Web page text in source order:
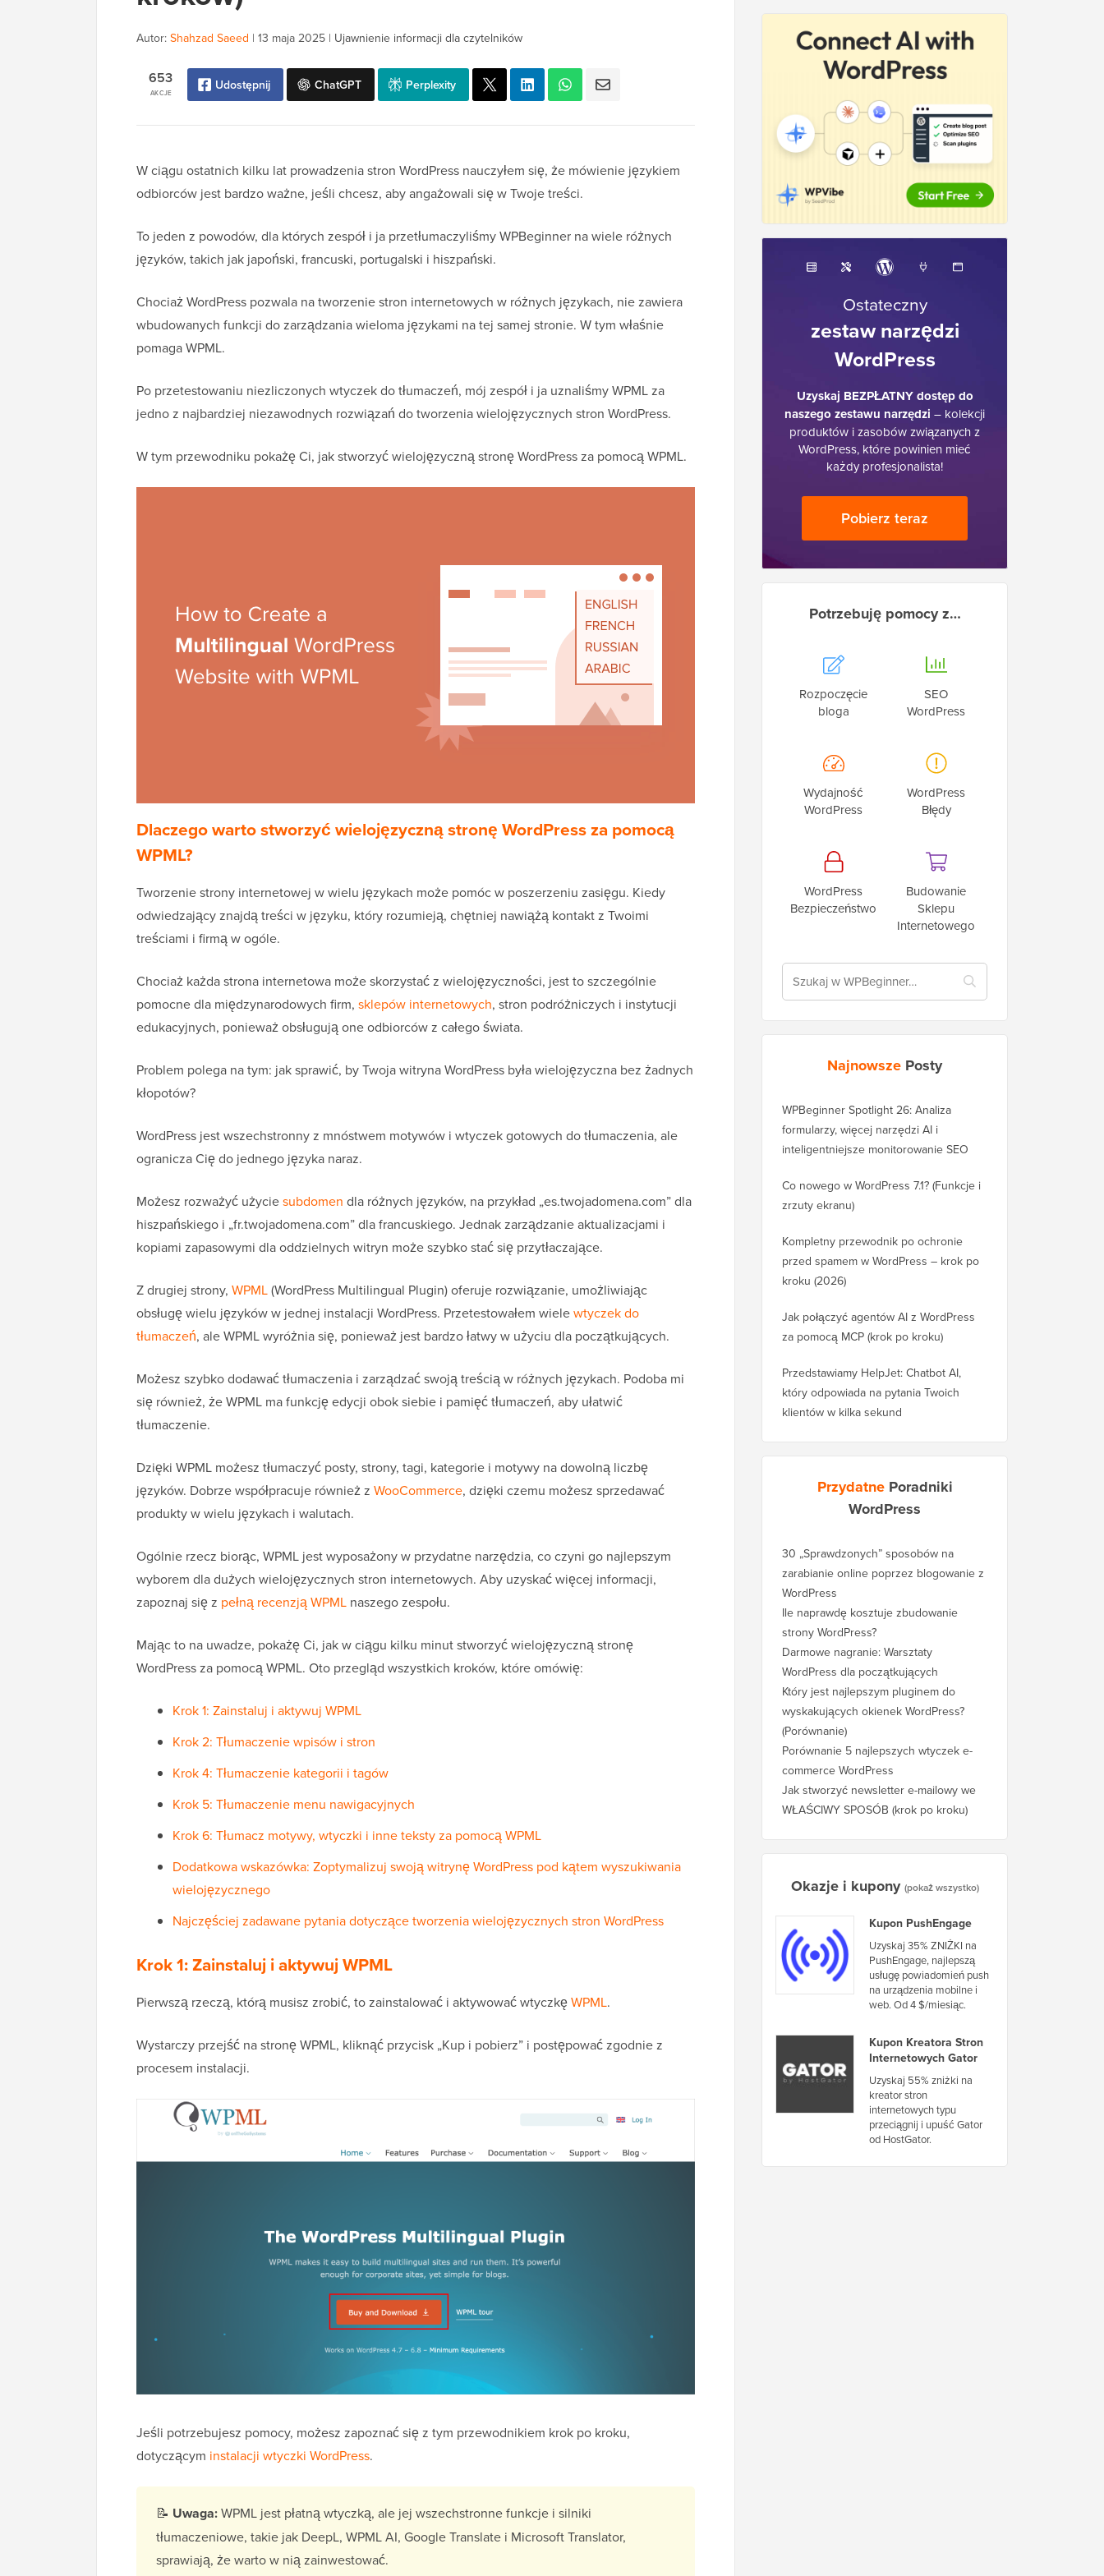
Autor: Shahzad Saeed | 13 maja 2025 | Ujawnienie informacji dla czytelników
AKCJE
653 Udostępnij ChatGPT Perplexity
W ciągu ostatnich kilku lat prowadzenia stron WordPress nauczyłem się, że mówienie językiem
odbiorców jest bardzo ważne, jeśli chcesz, aby angażowali się w Twoje treści.
To jeden z powodów, dla których zespół i ja przetłumaczyliśmy WPBeginner na wiele różnych
języków, takich jak japoński, francuski, portugalski i hiszpański.
Chociaż WordPress pozwala na tworzenie stron internetowych w różnych językach, nie zawiera
wbudowanych funkcji do zarządzania wieloma językami na tej samej stronie. W tym właśnie
pomaga WPML.
Po przetestowaniu niezliczonych wtyczek do tłumaczeń, mój zespół i ja uznaliśmy WPML za
jedno z najbardziej niezawodnych rozwiązań do tworzenia wielojęzycznych stron WordPress.
W tym przewodniku pokażę Ci, jak stworzyć wielojęzyczną stronę WordPress za pomocą WPML.
Dlaczego warto stworzyć wielojęzyczną stronę WordPress za pomocą
WPML?
Tworzenie strony internetowej w wielu językach może pomóc w poszerzeniu zasięgu. Kiedy
odwiedzający znajdą treści w języku, który rozumieją, chętniej nawiążą kontakt z Twoimi
treściami i firmą w ogóle.
Chociaż każda strona internetowa może skorzystać z wielojęzyczności, jest to szczególnie
pomocne dla międzynarodowych firm, sklepów internetowych, stron podróżniczych i instytucji
edukacyjnych, ponieważ obsługują one odbiorców z całego świata.
Problem polega na tym: jak sprawić, by Twoja witryna WordPress była wielojęzyczna bez żadnych
kłopotów?
WordPress jest wszechstronny z mnóstwem motywów i wtyczek gotowych do tłumaczenia, ale
ogranicza Cię do jednego języka naraz.
Możesz rozważyć użyciesubdomen dla różnych języków, na przykład „es.twojadomena.com” dla
hiszpańskiego i „fr.twojadomena.com” dla francuskiego. Jednak zarządzanie aktualizacjami i
kopiami zapasowymi dla oddzielnych witryn może szybko stać się przytłaczające.
Z drugiej strony, WPML(WordPress Multilingual Plugin) oferuje rozwiązanie, umożliwiając
obsługę wielu języków w jednej instalacji WordPress. Przetestowałem wielewtyczek do
tłumaczeń, ale WPML wyróżnia się, ponieważ jest bardzo łatwy w użyciu dla początkujących.
Możesz szybko dodawać tłumaczenia i zarządzać swoją treścią w różnych językach. Podoba mi
się również, że WPML ma funkcję edycji obok siebie i pamięć tłumaczeń, aby ułatwić
tłumaczenie.
Dzięki WPML możesz tłumaczyć posty, strony, tagi, kategorie i motywy na dowolną liczbę
języków. Dobrze współpracuje również z WooCommerce, dzięki czemu możesz sprzedawać
produkty w wielu językach i walutach.
Ogólnie rzecz biorąc, WPML jest wyposażony w przydatne narzędzia, co czyni go najlepszym
wyborem dla dużych wielojęzycznych stron internetowych. Aby uzyskać więcej informacji,
zapoznaj się z pełną recenzją WPML naszego zespołu.
Mając to na uwadze, pokażę Ci, jak w ciągu kilku minut stworzyć wielojęzyczną stronę
WordPress za pomocą WPML. Oto przegląd wszystkich kroków, które omówię:
Krok 1: Zainstaluj i aktywuj WPML
Krok 2: Tłumaczenie wpisów i stron
Krok 4: Tłumaczenie kategorii i tagów
Krok 5: Tłumaczenie menu nawigacyjnych
Krok 6: Tłumacz motywy, wtyczki i inne teksty za pomocą WPML
Dodatkowa wskazówka: Zoptymalizuj swoją witrynę WordPress pod kątem wyszukiwania
wielojęzycznego
Najczęściej zadawane pytania dotyczące tworzenia wielojęzycznych stron WordPress
Krok 1: Zainstaluj i aktywuj WPML
Pierwszą rzeczą, którą musisz zrobić, to zainstalować i aktywować wtyczkęWPML.
Wystarczy przejść na stronę WPML, kliknąć przycisk „Kup i pobierz” i postępować zgodnie z
procesem instalacji.
Jeśli potrzebujesz pomocy, możesz zapoznać się z tym przewodnikiem krok po kroku,
dotyczącym instalacji wtyczki WordPress.
📝 Uwaga:WPML jest płatną wtyczką, ale jej wszechstronne funkcje i silniki
tłumaczeniowe, takie jak DeepL, WPML AI, Google Translate i Microsoft Translator,
sprawiają, że warto w nią zainwestować.
Ostateczny
zestaw narzędzi
WordPress
Uzyskaj BEZPŁATNY dostęp do
naszego zestawu narzędzi – kolekcji
produktów i zasobów związanych z
WordPress, które powinien mieć
każdy profesjonalista!
Pobierz teraz
Potrzebuję pomocy z…
Rozpoczęcie
bloga
SEO
WordPress
Wydajność
WordPress
WordPress
Błędy
WordPress
Bezpieczeństwo
Budowanie
Sklepu
Internetowego
Najnowsze Posty
WPBeginner Spotlight 26: Analiza
formularzy, więcej narzędzi AI i
inteligentniejsze monitorowanie SEO
Co nowego w WordPress 7.1? (Funkcje i
zrzuty ekranu)
Kompletny przewodnik po ochronie
przed spamem w WordPress – krok po
kroku (2026)
Jak połączyć agentów AI z WordPress
za pomocą MCP (krok po kroku)
Przedstawiamy HelpJet: Chatbot AI,
który odpowiada na pytania Twoich
klientów w kilka sekund
Przydatne Poradniki
WordPress
30 „Sprawdzonych” sposobów na
zarabianie online poprzez blogowanie z
WordPress
Ile naprawdę kosztuje zbudowanie
strony WordPress?
Darmowe nagranie: Warsztaty
WordPress dla początkujących
Który jest najlepszym pluginem do
wyskakujących okienek WordPress?
(Porównanie)
Porównanie 5 najlepszych wtyczek e-
commerce WordPress
Jak stworzyć newsletter e-mailowy we
WŁAŚCIWY SPOSÓB (krok po kroku)
Okazje i kupony (pokaż wszystko)
Kupon PushEngage
Uzyskaj 35% ZNIŻKI na
PushEngage, najlepszą
usługę powiadomień push
na urządzenia mobilne i
web. Od 4 $/miesiąc.
Kupon Kreatora Stron
Internetowych Gator
Uzyskaj 55% zniżki na
kreator stron
internetowych typu
przeciągnij i upuść Gator
od HostGator.